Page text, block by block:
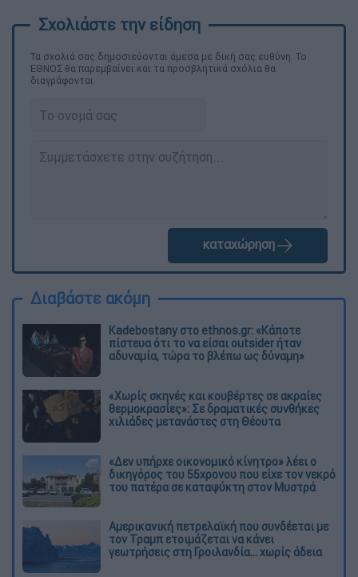
Τα σχολιά σας δημοσιεύονται άμεσα με δική σας ευθύνη. Το
ΕΘΝΟΣ θα παρεμβαίνει και τα προσβλητικά σχόλια θα
διαγράφονται
καταχώρηση
Διαβάστε ακόμη
Kadebostany στο ethnos.gr: «Κάποτε
πίστευα ότι το να είσαι outsider ήταν
αδυναμία, τώρα το βλέπω ως δύναμη»
«Χωρίς σκηνές και κουβέρτες σε ακραίες
θερμοκρασίες»: Σε δραματικές συνθήκες
χιλιάδες μετανάστες στη Θέουτα
«Δεν υπήρχε οικονομικό κίνητρο» λέει ο
δικηγόρος του 55χρονου που είχε τον νεκρό
του πατέρα σε καταψύκτη στον Μυστρά
Αμερικανική πετρελαϊκή που συνδέεται με
τον Τραμπ ετοιμάζεται να κάνει
γεωτρήσεις στη Γροιλανδία... χωρίς άδεια